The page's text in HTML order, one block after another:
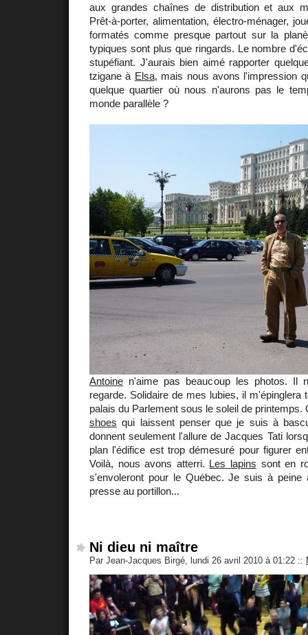
aux grandes chaînes de distribution et aux
Prêt-à-porter, alimentation, électro-ménager,
formatés comme presque partout sur la
typiques sont plus que ringards. Le nombre
stupéfiant. J'aurais bien aimé rapporter
tzigane à Elsa, mais nous avons l'impression
quelque quartier où nous n'aurons pas le
monde parallèle ?
Antoine n'aime pas beaucoup les photos. Il
regarde. Solidaire de mes lubies, il m'épinglera
palais du Parlement sous le soleil de
shoes qui laissent penser que je suis à
donnent seulement l'allure de Jacques Tati
plan l'édifice est trop démesuré pour figurer
Voilà, nous avons atterri. Les lapins sont en
s'envoleront pour le Québec. Je suis à peine
presse au portillon...
Ni dieu ni maître
Par Jean-Jacques Birgé, lundi 26 avril 2010 à 01:22 ::